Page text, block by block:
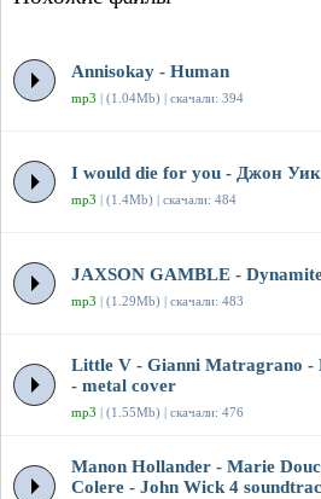
Annisokay - Human
mp3 | (1.04Mb) | скачали: 394
I would die for you - Джон
mp3 | (1.4Mb) | скачали: 484
JAXSON GAMBLE -
mp3 | (1.29Mb) | скачали: 483
Little V - Gianni Matragrano -
- metal cover
mp3 | (1.55Mb) | скачали: 476
Manon Hollander - Marie
Colere - John Wick 4